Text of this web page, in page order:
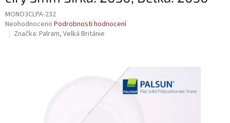
MONO3CLPA-232
Průměrné
hodnocení
Neohodnoceno Podrobnosti hodnocení
Značka: Palram, Velká Británie